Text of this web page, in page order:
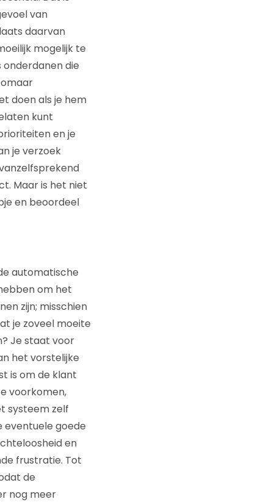
van
daarvan
mogelijk te
onderdanen die
doen als je hem
kunt
en je
je verzoek
Maar is het niet
en beoordeel
automatische
om het
zijn; misschien
je zoveel moeite
Je staat voor
het vorstelijke
is om de klant
voorkomen,
systeem zelf
eventuele goede
en
frustratie. Tot
de
nog meer